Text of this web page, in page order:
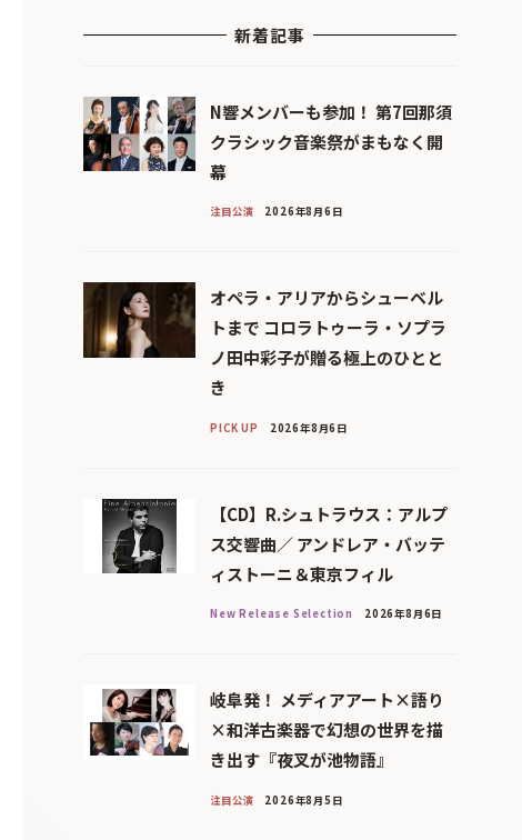
新着記事
N響メンバーも参加！ 第7回那須
クラシック音楽祭がまもなく開
幕
注目公演 2026年8月6日
オペラ・アリアからシューベル
トまで コロラトゥーラ・ソプラ
ノ田中彩子が贈る極上のひとと
き
PICK UP 2026年8月6日
【CD】R.シュトラウス：アルプ
ス交響曲／ アンドレア・バッテ
ィストーニ＆東京フィル
New Release Selection 2026年8月6日
岐阜発！ メディアアート×語り
×和洋古楽器で幻想の世界を描
き出す『夜叉が池物語』
注目公演 2026年8月5日